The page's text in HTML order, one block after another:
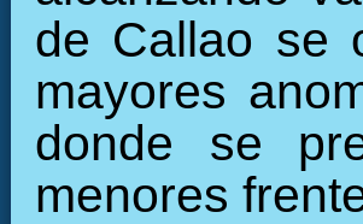
de Callao se
mayores
donde se
menores